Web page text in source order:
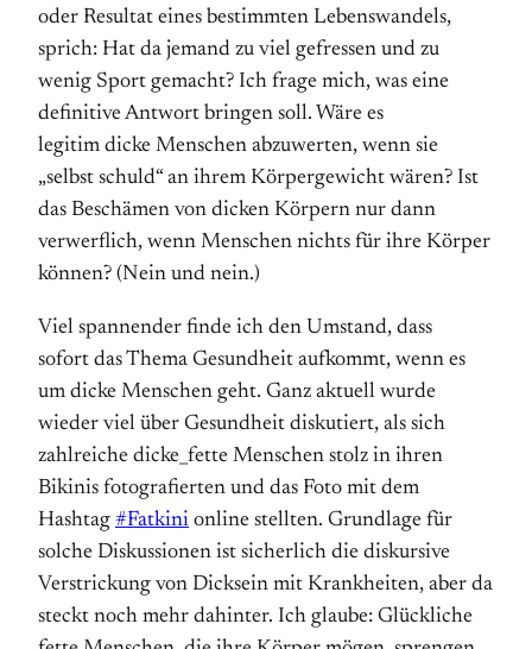
oder Resultat eines bestimmten Lebenswandels,
sprich: Hat da jemand zu viel gefressen und zu
wenig Sport gemacht? Ich frage mich, was eine
definitive Antwort bringen soll. Wäre es
legitim dicke Menschen abzuwerten, wenn sie
„selbst schuld“ an ihrem Körpergewicht wären? Ist
das Beschämen von dicken Körpern nur dann
verwerflich, wenn Menschen nichts für ihre Körper
können? (Nein und nein.)
Viel spannender finde ich den Umstand, dass
sofort das Thema Gesundheit aufkommt, wenn es
um dicke Menschen geht. Ganz aktuell wurde
wieder viel über Gesundheit diskutiert, als sich
zahlreiche dicke_fette Menschen stolz in ihren
Bikinis fotografierten und das Foto mit dem
Hashtag #Fatkini online stellten. Grundlage für
solche Diskussionen ist sicherlich die diskursive
Verstrickung von Dicksein mit Krank­heiten, aber da
steckt noch mehr dahinter. Ich glaube: Glückliche